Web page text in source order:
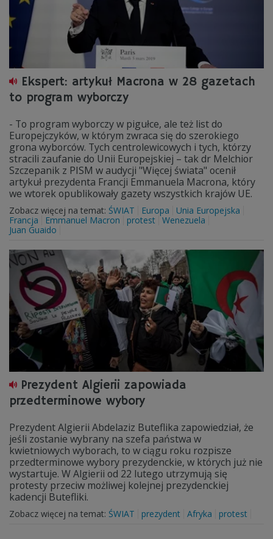
Ekspert: artykuł Macrona w 28 gazetach
to program wyborczy
- To program wyborczy w pigułce, ale też list do
Europejczyków, w którym zwraca się do szerokiego
grona wyborców. Tych centrolewicowych i tych, którzy
stracili zaufanie do Unii Europejskiej – tak dr Melchior
Szczepanik z PISM w audycji "Więcej świata" ocenił
artykuł prezydenta Francji Emmanuela Macrona, który
we wtorek opublikowały gazety wszystkich krajów UE.
Zobacz więcej na temat: ŚWIAT Europa
Unia Europejska
Francja
Emmanuel Macron protest Wenezuela
Juan Guaido
Prezydent Algierii zapowiada
przedterminowe wybory
Prezydent Algierii Abdelaziz Buteflika zapowiedział, że
jeśli zostanie wybrany na szefa państwa w
kwietniowych wyborach, to w ciągu roku rozpisze
przedterminowe wybory prezydenckie, w których już nie
wystartuje. W Algierii od 22 lutego utrzymują się
protesty przeciw możliwej kolejnej prezydenckiej
kadencji Butefliki.
Zobacz więcej na temat: ŚWIAT prezydent Afryka protest